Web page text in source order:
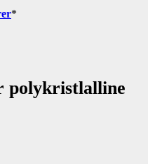
*
polykristlalline